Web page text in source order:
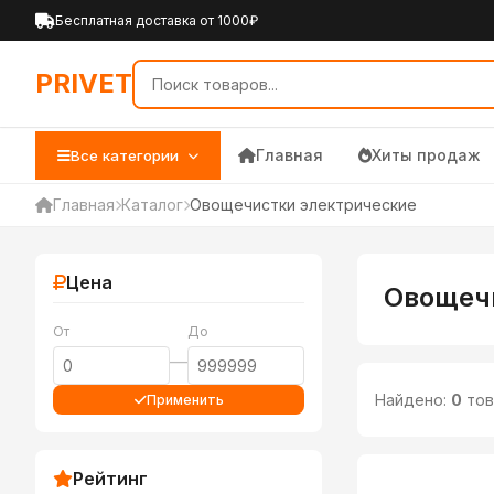
PRIVET — Каталог товаров
Бесплатная доставка от 1000₽
PRIVET
Все категории Главная Хиты продаж
Главная Каталог Овощечистки электрические
Цена
От
—
До
Применить
Рейтинг
Найдено: 0